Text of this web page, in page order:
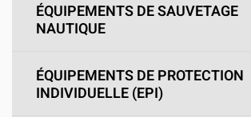
ÉQUIPEMENTS DE SAUVETAGE
NAUTIQUE
ÉQUIPEMENTS DE PROTECTION
INDIVIDUELLE (EPI)